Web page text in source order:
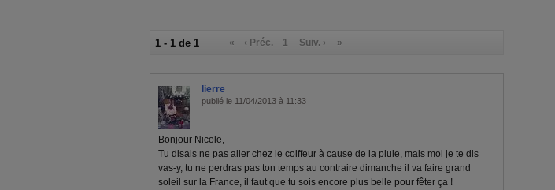
1 - 1 de 1 « ‹ Préc. 1 Suiv. › »
lierre
publié le 11/04/2013 à 11:33
Bonjour Nicole,
Tu disais ne pas aller chez le coiffeur à cause de la pluie, mais moi je te dis
vas-y, tu ne perdras pas ton temps au contraire dimanche il va faire grand
soleil sur la France, il faut que tu sois encore plus belle pour fêter ça !